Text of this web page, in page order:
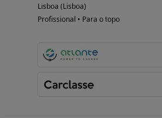
Lisboa (Lisboa)
Profissional • Para o topo